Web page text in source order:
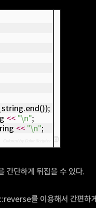
<< "\n";
<< "\n";
단하게 뒤집을 수 있다.
를 이용해서 간편하게